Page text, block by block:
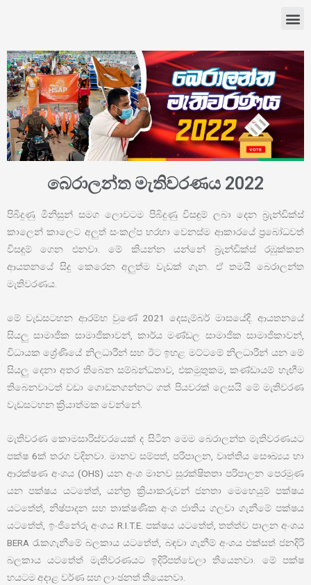
බෙරාලන්ත මැතිවරණය 2022
පිබිදුණු මිනිසුන් සමග ලොවටම පිබිදුණු විසඳුම් ලබා දෙන බ්‍රැන්ඩික්ස්
කාලෙන් කාලෙට අලුත් සංකල්ප හරහා වෙනස්ම ආකාරයේ ප්‍රබෝධවත්
විසඳුම් ගෙන එනවා. මේ කියන්න යන්නේ බ්‍රැන්ඩික්ස් රඹුක්කන
ආයතනයේ සිදු කෙරෙන අලුත්ම වැඩක් ගැන. ඒ තමයි බෙරාලන්ත
මැතිවරණය.
මේ වැඩසටහන ආරම්භ වුණේ 2021 දෙසැම්බර් මාසයේදි. ආයතනයේ
සියලු සාමාජික සාමාජිකාවන්, කාර්ය මණ්ඩල සාමාජික සාමාජිකාවන්,
විධායක ශ්‍රේණියේ නිලධාරීන් සහ ඊට ඉහළ මට්ටමේ නිලධාරීන් යන මේ
සියලු දෙනා අතර තිබෙන සම්බන්ධතාව, එකමුතුකම, කණ්ඩායම් හැඟීම
තිබෙනවාටත් වඩා ගොඩනගන්නට ගත් පියවරක් ලෙසයි මේ මැතිවරණ
වැඩසටහන ක්‍රියාත්මක වෙන්නේ.
මැතිවරණ කොමසාරිස්වරයෙක් ද සිටින මෙම බෙරාලන්ත මැතිවරණයට
පක්ෂ 6ක් තරග වදිනවා. මානව සම්පත්, පරිපාලන, වෘත්තිය සෞඛ්‍යය හා
ආරක්ෂණ අංශය (OHS) යන අංශ මානව සුරක්ෂිතතා පරිපාලන පෙරමුණ
යන පක්ෂය යටතේත්, යන්ත්‍ර ක්‍රියාකරුවන් ජනතා මෙහෙයුම් පක්ෂය
යටතේත්, නිෂ්පාදන සහ තාක්ෂණික අංශ ජාතිය ගලවා ගැනීමේ පක්ෂය
යටතේත්, ඉංජිනේරු අංශය R.I.T.E. පක්ෂය යටතේත්, තත්ත්ව පාලන අංශය
BERA රැකගැනීමේ බලකාය යටතේත්, බඳවා ගැනීම් අංශය එක්සත් ජනදිරි
බලකාය යටතේත් මැතිවරණයට ඉදිරිපත්වෙලා තියෙනවා. මේ පක්ෂ
හයටම අදාළ වර්ණ සහ ලාංඡනත් තියෙනවා.